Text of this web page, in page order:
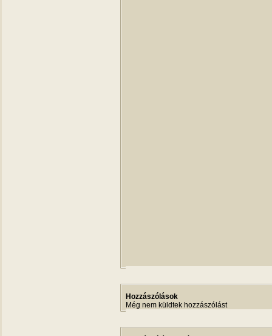
Hozzászólások
Még nem küldtek hozzászólást